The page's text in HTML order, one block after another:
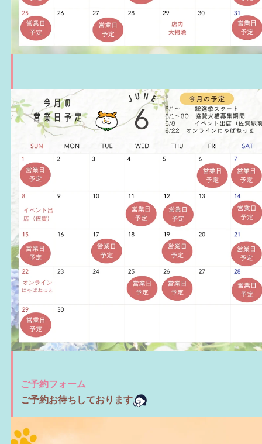
ご予約フォーム
ご予約お待ちしております